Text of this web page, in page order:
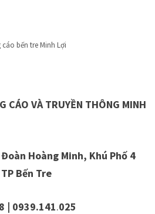
cáo bến tre Minh Lợi
CÁO VÀ TRUYỀN THÔNG MINH
Hoàng Minh, Khú Phố 4
Bến Tre
| 0939.141.025